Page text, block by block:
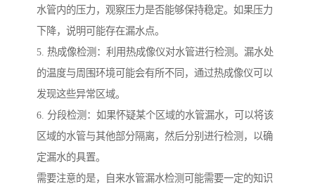
水管内的压力，观察压力是否能够保持稳定。如果压力
下降，说明可能存在漏水点。
5. 热成像检测：利用热成像仪对水管进行检测。漏水处
的温度与周围环境可能会有所不同，通过热成像仪可以
发现这些异常区域。
6. 分段检测：如果怀疑某个区域的水管漏水，可以将该
区域的水管与其他部分隔离，然后分别进行检测，以确
定漏水的具置。
需要注意的是，自来水管漏水检测可能需要一定的知识